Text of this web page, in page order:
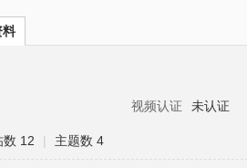
料
视频认证 未认证
数 12 | 主题数 4